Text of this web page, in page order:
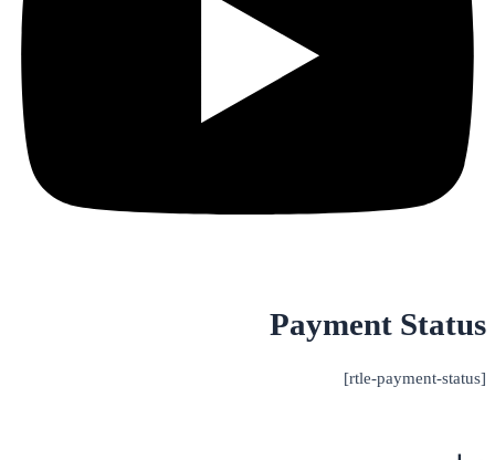
Payment Status
[rtle-payment-status]